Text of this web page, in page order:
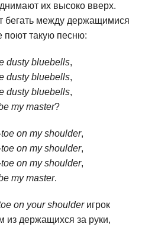
их высоко вверх.
бегать между держащимися
поют такую песню:
dusty bluebells,
dusty bluebells,
dusty bluebells,
my master?
on my shoulder,
on my shoulder,
on my shoulder,
my master.
on your shoulderигрок
из держащихся за руки,